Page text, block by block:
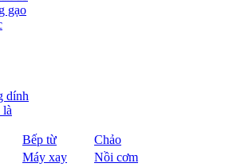
gạo
dính
là
Bếp từ
Chảo
Máy xay
Nồi cơm